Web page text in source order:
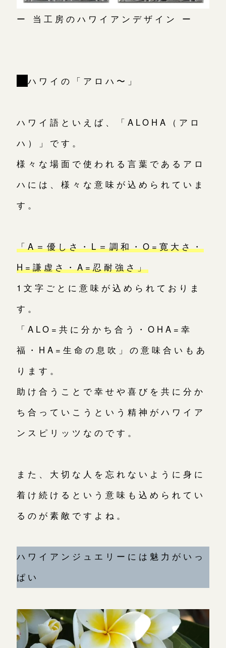
ー 当工房のハワイアンデザイン ー
ハワイの「アロハ〜」
ハワイ語といえば、「ALOHA（アロ
ハ）」です。
様々な場面で使われる言葉であるアロ
ハには、様々な意味が込められていま
す。
「A＝優しさ・L＝調和・O=寛大さ・
H=謙虚さ・A=忍耐強さ」
1文字ごとに意味が込められておりま
す。
「ALO=共に分かち合う・OHA=幸
福・HA=生命の息吹」の意味合いもあ
ります。
助け合うことで幸せや喜びを共に分か
ち合っていこうという精神がハワイア
ンスピリッツなのです。
また、大切な人を忘れないように身に
着け続けるという意味も込められてい
るのが素敵ですよね。
ハワイアンジュエリーには魅力がいっ
ぱい